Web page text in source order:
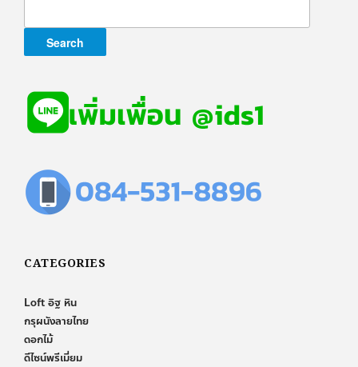
CATEGORIES
Loft อิฐ หิน
กรุผนังลายไทย
ดอกไม้
ดีไซน์พรีเมี่ยม